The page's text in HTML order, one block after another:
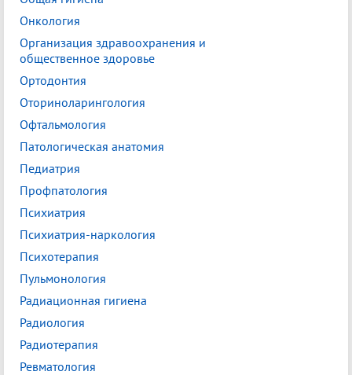
Онкология
Организация здравоохранения и
общественное здоровье
Ортодонтия
Оториноларингология
Офтальмология
Патологическая анатомия
Педиатрия
Профпатология
Психиатрия
Психиатрия-наркология
Психотерапия
Пульмонология
Радиационная гигиена
Радиология
Радиотерапия
Ревматология